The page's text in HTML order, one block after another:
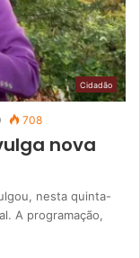
Cidadão
708
nova
nesta quinta-
A programação,